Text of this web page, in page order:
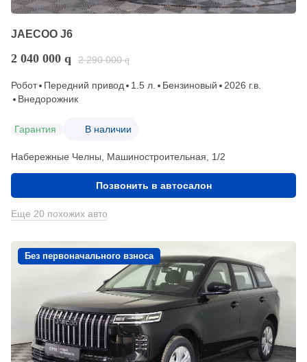
JAECOO J6
2 040 000 q 2 290 000 q
Робот Передний привод 1.5 л. Бензиновый
2026 г.в.
Внедорожник
Гарантия В наличии
Набережные Челны, Машиностроительная, 1/2
Позвонить в автосалон
Еще 20 похожих авто
Без первоначального взноса